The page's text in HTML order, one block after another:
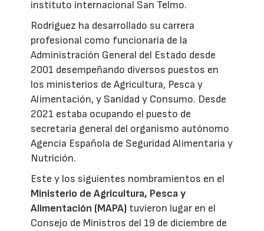
instituto internacional San Telmo.
Rodríguez ha desarrollado su carrera
profesional como funcionaria de la
Administración General del Estado desde
2001 desempeñando diversos puestos en
los ministerios de Agricultura, Pesca y
Alimentación, y Sanidad y Consumo. Desde
2021 estaba ocupando el puesto de
secretaria general del organismo autónomo
Agencia Española de Seguridad Alimentaria y
Nutrición.
Este y los siguientes nombramientos en el
Ministerio de Agricultura, Pesca y
Alimentación (MAPA) tuvieron lugar en el
Consejo de Ministros del 19 de diciembre de